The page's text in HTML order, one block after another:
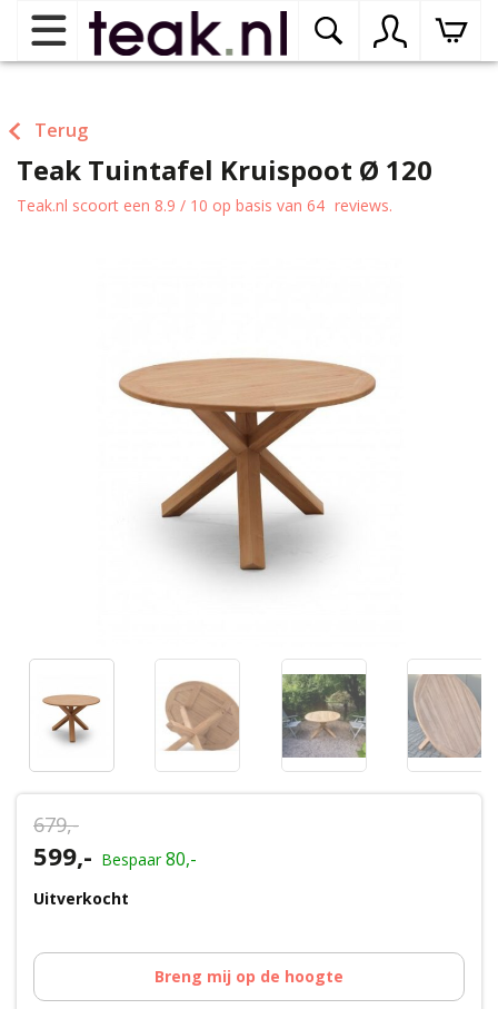
Teak tuinmeubelen
Teak onderhoudsproducten
binnenmeubelen
Terug
Teak Tuintafel Kruispoot Ø 120
Teak.nl scoort een 8.9 / 10 op basis van 64 reviews.
679,-
Oorspronkelijke
was:
599,- Huidige
prijs
is:
Bespaar80,-
Uitverkocht
Breng mij op de hoogte